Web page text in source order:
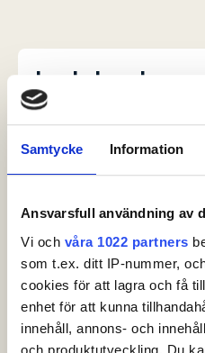
Samtycke Information
Ansvarsfull användning av
Vi och våra 1022 partners
som t.ex. ditt IP-nummer,
cookies för att lagra och få
enhet för att kunna
innehåll, annons- och
och produktutveckling. Du
Leaderboard.
T2 17 ASPER-
T4 FALK, Oscar
T4 8 DOCK, Filiph
Visa fler